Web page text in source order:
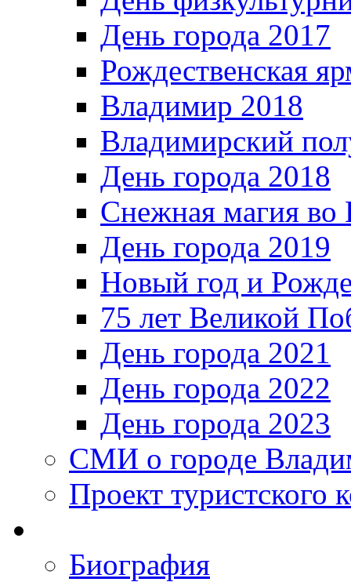
День города 2017
Рождественская
Владимир 2018
Владимирский
День города 2018
Снежная магия во
День города 2019
Новый год и
75 лет Великой
День города 2021
День города 2022
День города 2023
СМИ о городе
Проект туристского
Биография